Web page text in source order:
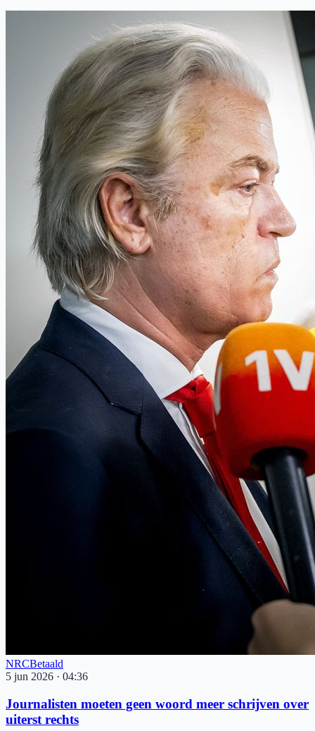
NRCBetaald
5 jun 2026 · 04:36
Journalisten moeten geen woord meer schrijven over
uiterst rechts